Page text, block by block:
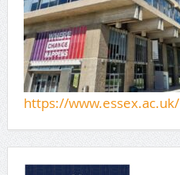
https://www.essex.ac.uk/